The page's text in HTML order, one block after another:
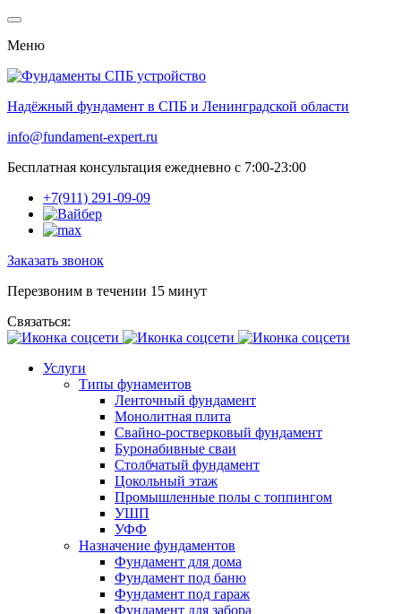
Меню
Надёжный фундамент в СПБ и Ленинградской области
info@fundament-expert.ru
Бесплатная консультация ежедневно с 7:00-23:00
+7(911) 291-09-09
Заказать звонок
Перезвоним в течении 15 минут
Связаться:
Услуги
Типы фунаментов
Ленточный фундамент
Монолитная плита
Свайно-ростверковый фундамент
Буронабивные сваи
Столбчатый фундамент
Цокольный этаж
Промышленные полы с топпингом
УШП
УФФ
Назначение фундаментов
Фундамент для дома
Фундамент под баню
Фундамент под гараж
Фундамент для забора